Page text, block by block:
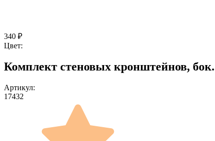
340 ₽
Цвет:
Комплект стеновых кронштейнов,
Артикул:
17432